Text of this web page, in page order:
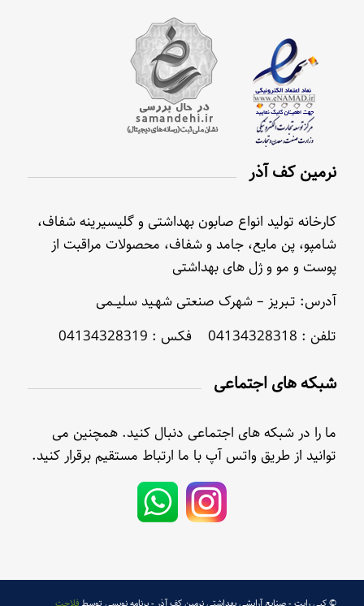
نرمین کف آذر
کارخانه تولید انواع صابون بهداشتی و گلیسیرینه شفاف،
شامپو، پن مایع، جامد و شفاف، محصولات مراقبت از
پوست و مو و ژل های بهداشتی
آدرس: تـبریز – شهرک صنعتی شهـید سلیــمی
تلفن : 04134328318 فکس : 04134328319
شبکه های اجتماعی
ما را در شبکه های اجتماعی دنبال کنید. همچنین می
توانید از طریق واتس آپ با ما ارتباط مستقیم برقرار کنید.